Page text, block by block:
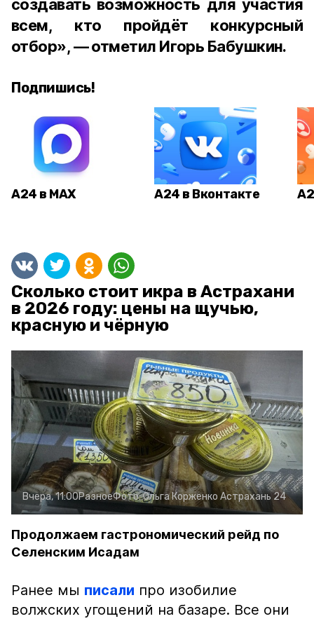
создавать возможность для участия
всем, кто пройдёт конкурсный
отбор», — отметил Игорь Бабушкин.
Подпишись!
А24 в MAX А24 в Вконтакте
Сколько стоит икра в Астрахани
в 2026 году: цены на щучью,
красную и чёрную
Вчера, 11:00РазноеФото:Ольга Корженко Астрахань 24
Продолжаем гастрономический рейд по
Селенским Исадам
Ранее мы писали про изобилие
волжских угощений на базаре. Все они